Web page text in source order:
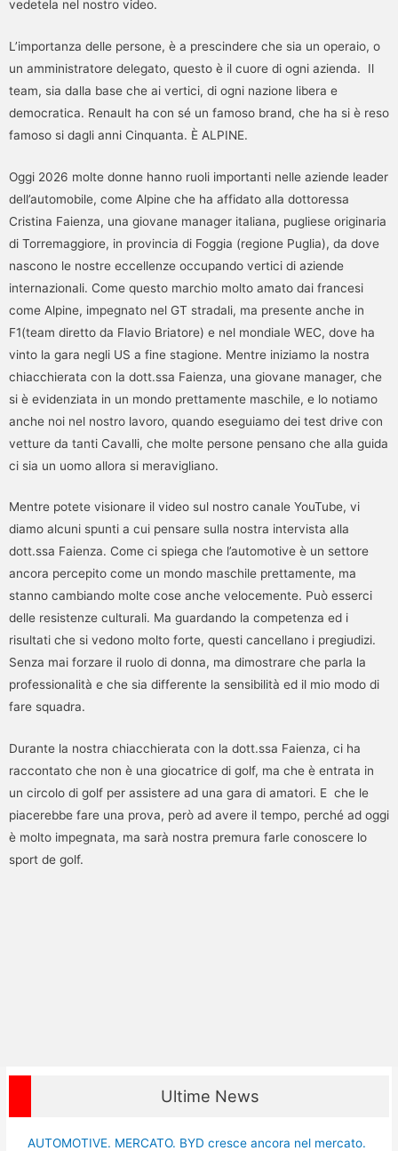
vedetela nel nostro video.
L’importanza delle persone, è a prescindere che sia un operaio, o
un amministratore delegato, questo è il cuore di ogni azienda. Il
team, sia dalla base che ai vertici, di ogni nazione libera e
democratica. Renault ha con sé un famoso brand, che ha si è reso
famoso si dagli anni Cinquanta. È ALPINE.
Oggi 2026 molte donne hanno ruoli importanti nelle aziende leader
dell’automobile, come Alpine che ha affidato alla dottoressa
Cristina Faienza, una giovane manager italiana, pugliese originaria
di Torremaggiore, in provincia di Foggia (regione Puglia), da dove
nascono le nostre eccellenze occupando vertici di aziende
internazionali. Come questo marchio molto amato dai francesi
come Alpine, impegnato nel GT stradali, ma presente anche in
F1(team diretto da Flavio Briatore) e nel mondiale WEC, dove ha
vinto la gara negli US a fine stagione. Mentre iniziamo la nostra
chiacchierata con la dott.ssa Faienza, una giovane manager, che
si è evidenziata in un mondo prettamente maschile, e lo notiamo
anche noi nel nostro lavoro, quando eseguiamo dei test drive con
vetture da tanti Cavalli, che molte persone pensano che alla guida
ci sia un uomo allora si meravigliano.
Mentre potete visionare il video sul nostro canale YouTube, vi
diamo alcuni spunti a cui pensare sulla nostra intervista alla
dott.ssa Faienza. Come ci spiega che l’automotive è un settore
ancora percepito come un mondo maschile prettamente, ma
stanno cambiando molte cose anche velocemente. Può esserci
delle resistenze culturali. Ma guardando la competenza ed i
risultati che si vedono molto forte, questi cancellano i pregiudizi.
Senza mai forzare il ruolo di donna, ma dimostrare che parla la
professionalità e che sia differente la sensibilità ed il mio modo di
fare squadra.
Durante la nostra chiacchierata con la dott.ssa Faienza, ci ha
raccontato che non è una giocatrice di golf, ma che è entrata in
un circolo di golf per assistere ad una gara di amatori. E che le
piacerebbe fare una prova, però ad avere il tempo, perché ad oggi
è molto impegnata, ma sarà nostra premura farle conoscere lo
sport de golf.
Ultime News
AUTOMOTIVE. MERCATO. BYD cresce ancora nel mercato.